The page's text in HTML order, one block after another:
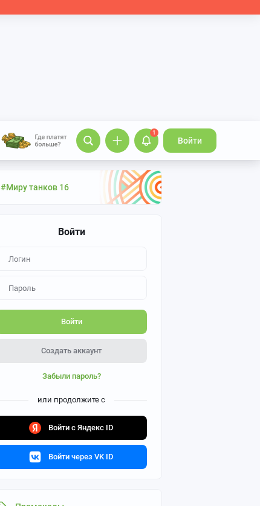
1
Войти
#Миру танков 16
Войти
Войти
Создать аккаунт
Забыли пароль?
или продолжите с
Войти с Яндекс ID
Войти через VK ID